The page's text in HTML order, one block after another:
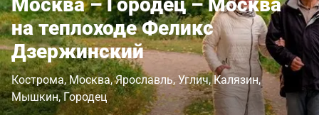
на теплоходе Феликс
Дзержинский
Кострома Москва Ярославль Углич Калязин
Мышкин Городец